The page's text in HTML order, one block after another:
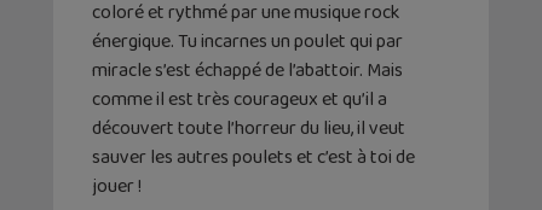
coloré et rythmé par une musique rock
énergique. Tu incarnes un poulet qui par
miracle s’est échappé de l’abattoir. Mais
comme il est très courageux et qu’il a
découvert toute l’horreur du lieu, il veut
sauver les autres poulets et c’est à toi de
jouer !